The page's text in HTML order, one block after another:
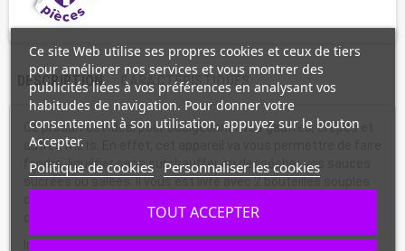
DESCRIPTION CARACTÉRISTIQUES
Ce produit est idéal pour badigeonner vos gaufres, crêpes et
autres mets. En effet, cet appareil va vous permettre de faire
fondre, liquéfier sans surchauffer ou dessécher vos sauces
sucrées ou salées. Il vous est livré avec 2 bouteilles souples
Ce site Web utilise ses propres cookies et ceux de tiers
pour améliorer nos services et vous montrer des
publicités liées à vos préférences en analysant vos
habitudes de navigation. Pour donner votre
consentement à son utilisation, appuyez sur le bouton
Accepter.
Politique de cookies Personnaliser les cookies
TOUT ACCEPTER